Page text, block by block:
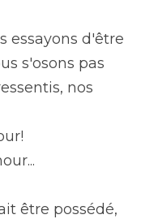
essayons d'être
s'osons pas
nos
être possédé,